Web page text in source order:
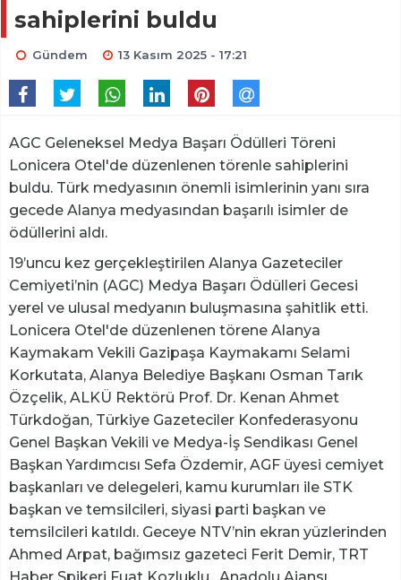
sahiplerini buldu
Gündem 13 Kasım 2025 - 17:21
AGC Geleneksel Medya Başarı Ödülleri Töreni
Lonicera Otel'de düzenlenen törenle sahiplerini
buldu. Türk medyasının önemli isimlerinin yanı sıra
gecede Alanya medyasından başarılı isimler de
ödüllerini aldı.
19’uncu kez gerçekleştirilen Alanya Gazeteciler
Cemiyeti’nin (AGC) Medya Başarı Ödülleri Gecesi
yerel ve ulusal medyanın buluşmasına şahitlik etti.
Lonicera Otel'de düzenlenen törene Alanya
Kaymakam Vekili Gazipaşa Kaymakamı Selami
Korkutata, Alanya Belediye Başkanı Osman Tarık
Özçelik, ALKÜ Rektörü Prof. Dr. Kenan Ahmet
Türkdoğan, Türkiye Gazeteciler Konfederasyonu
Genel Başkan Vekili ve Medya-İş Sendikası Genel
Başkan Yardımcısı Sefa Özdemir, AGF üyesi cemiyet
başkanları ve delegeleri, kamu kurumları ile STK
başkan ve temsilcileri, siyasi parti başkan ve
temsilcileri katıldı. Geceye NTV’nin ekran yüzlerinden
Ahmed Arpat, bağımsız gazeteci Ferit Demir, TRT